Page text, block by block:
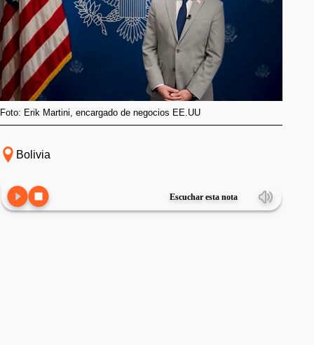
Foto: Erik Martini, encargado de negocios EE.UU
Bolivia
Escuchar esta nota